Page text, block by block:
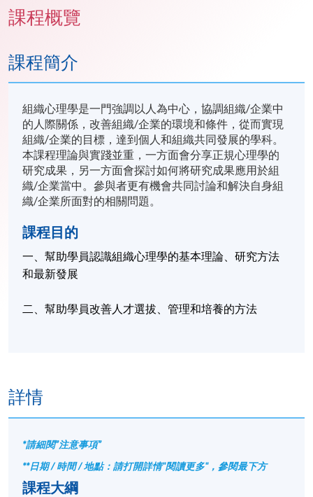
課程概覽
課程簡介
組織心理學是一門強調以人為中心，協調組織/企業中
的人際關係，改善組織/企業的環境和條件，從而實現
組織/企業的目標，達到個人和組織共同發展的學科。
本課程理論與實踐並重，一方面會分享正規心理學的
研究成果，另一方面會探討如何將研究成果應用於組
織/企業當中。參與者更有機會共同討論和解決自身組
織/企業所面對的相關問題。
課程目的
一、幫助學員認識組織心理學的基本理論、研究方法
和最新發展
二、幫助學員改善人才選拔、管理和培養的方法
詳情
*請細閱”注意事項”
**日期 / 時間 / 地點：請打開詳情"閱讀更多"，參閱最下方
課程大綱